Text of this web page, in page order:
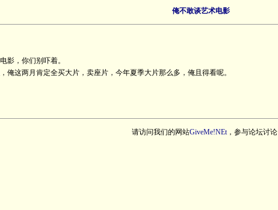
俺不敢谈艺术电影
影，你们别吓着。
这两月肯定全买大片，卖座片，今年夏季大片那么多，俺且得看呢。
请访问我们的网站GiveMe!NEt，参与论坛讨论